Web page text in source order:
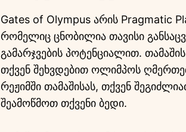
Gates of Olympus არის
რომელიც ცნობილია თავისი
გამარჯვების პოტენციალით.
თქვენ შეხვდებით ოლიმპოს
რეჟიმში თამაშისას, თქვენ
შეამოწმოთ თქვენი ბედი.